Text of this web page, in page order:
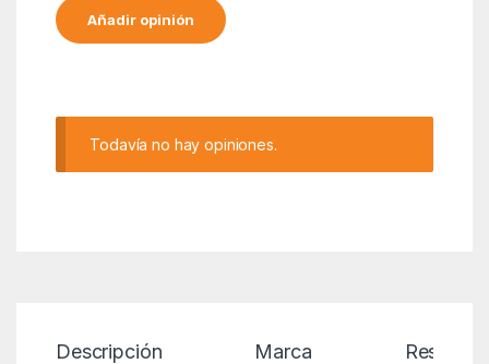
Todavía no hay opiniones.
Descripción Marca Reseñas